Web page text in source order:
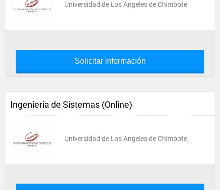
Universidad de Los Angeles de Chimbote
Solicitar información
Ingeniería de Sistemas (Online)
Universidad de Los Angeles de Chimbote